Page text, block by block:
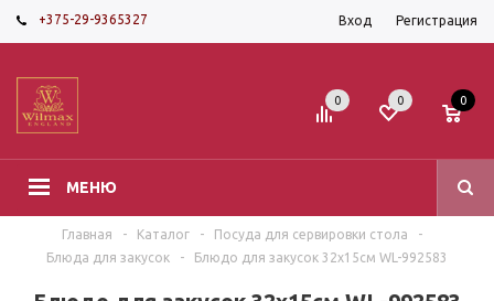
+375-29-9365327 Вход Регистрация
МЕНЮ
0 0 0
Главная - Каталог - Посуда для сервировки стола
-
Блюда для закусок
- Блюдо для закусок 32x15см WL-992583